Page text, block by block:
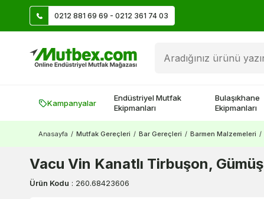
0212 881 69 69 - 0212 361 74 03Üye Ol İlk Siparişte 500 TL Kazan!
Kampanyalar
Endüstriyel Mutfak
Ekipmanları
Bulaşıkhane
Ekipmanları
Anasayfa / Mutfak Gereçleri / Bar Gereçleri / Barmen Malzemeleri /
Vacu Vin Kanatlı Tirbuşon, Gümüş
Ürün Kodu : 260.68423606